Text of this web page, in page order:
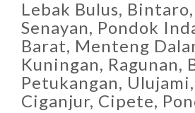
Lebak Bulus,
Senayan, Pondok
Barat, Menteng
Kuningan, Ragunan,
Petukangan,
Ciganjur, Cipete,